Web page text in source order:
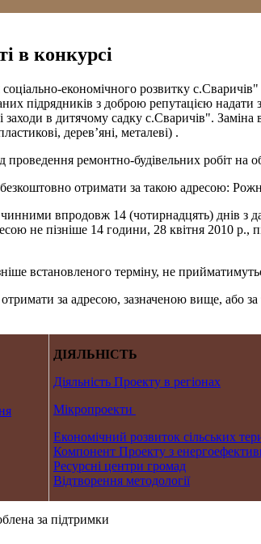
в конкурсі
соціально-економічного розвитку
підрядників з доброю репутацією надати
заходи в дитячому садку с.Сваричів".
дерев’яні, металеві) .
ремонтно-будівельних робіт на
отримати за такою адресою:
впродовж 14 (чотирнадцять) днів з
не пізніше 14 години, 28 квітня 2010 р.,
встановленого терміну, не
за адресою, зазначеною вище, або
ДІЯЛЬНІСТЬ
Діяльність Проекту в регіонах
Мікропроекти
Економічний розвиток сільських
Компонент Проекту з
Ресурсні центри громад
Відтворення методології
за підтримки